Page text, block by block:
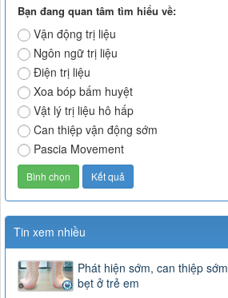
Bạn đang quan tâm tìm hiểu về:
Vận động trị liệu
Ngôn ngữ trị liệu
Điện trị liệu
Xoa bóp bấm huyệt
Vật lý trị liệu hô hấp
Can thiệp vận động sớm
Pascia Movement
Tin xem nhiều
Phát hiện sớm, can thiệp
bẹt ở trẻ em